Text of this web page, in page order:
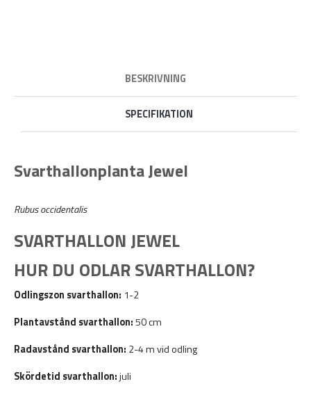
BESKRIVNING
SPECIFIKATION
Svarthallonplanta Jewel
Rubus occidentalis
SVARTHALLON JEWEL
HUR DU ODLAR SVARTHALLON?
Odlingszon svarthallon: 1-2
Plantavstånd svarthallon:50 cm
Radavstånd svarthallon: 2-4 m vid odling
Skördetid svarthallon:juli